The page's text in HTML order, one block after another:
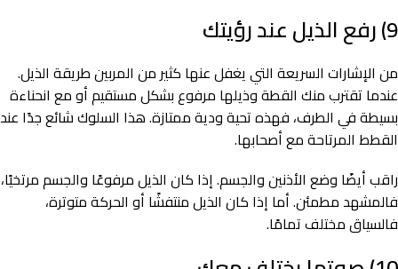
9) رفع الذيل عند رؤيتك
من الإشارات السريعة التي يغفل عنها كثير من المربين طريقة الذيل.
عندما تقترب منك القطة وذيلها مرفوع بشكل مستقيم أو مع انحناءة
بسيطة في الطرف، فهذه تحية ودية ممتازة. هذا السلوك شائع جدًا عند
القطط المرتاحة مع أصحابها.
راقب أيضًا وضع الأذنين والجسم. إذا كان الذيل مرفوعًا والجسم مرتخيًا،
فالمشهد مطمئن. أما إذا كان الذيل منتفشًا أو الحركة متوترة،
فالسياق مختلف تمامًا.